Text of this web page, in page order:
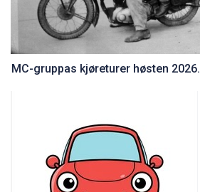
MC-gruppas kjøreturer høsten 2026.